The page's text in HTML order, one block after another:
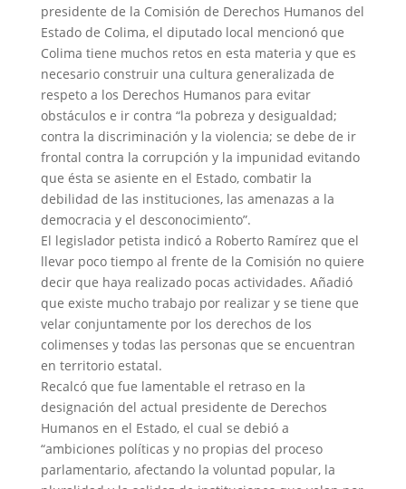
presidente de la Comisión de Derechos Humanos del
Estado de Colima, el diputado local mencionó que
Colima tiene muchos retos en esta materia y que es
necesario construir una cultura generalizada de
respeto a los Derechos Humanos para evitar
obstáculos e ir contra “la pobreza y desigualdad;
contra la discriminación y la violencia; se debe de ir
frontal contra la corrupción y la impunidad evitando
que ésta se asiente en el Estado, combatir la
debilidad de las instituciones, las amenazas a la
democracia y el desconocimiento”.
El legislador petista indicó a Roberto Ramírez que el
llevar poco tiempo al frente de la Comisión no quiere
decir que haya realizado pocas actividades. Añadió
que existe mucho trabajo por realizar y se tiene que
velar conjuntamente por los derechos de los
colimenses y todas las personas que se encuentran
en territorio estatal.
Recalcó que fue lamentable el retraso en la
designación del actual presidente de Derechos
Humanos en el Estado, el cual se debió a
“ambiciones políticas y no propias del proceso
parlamentario, afectando la voluntad popular, la